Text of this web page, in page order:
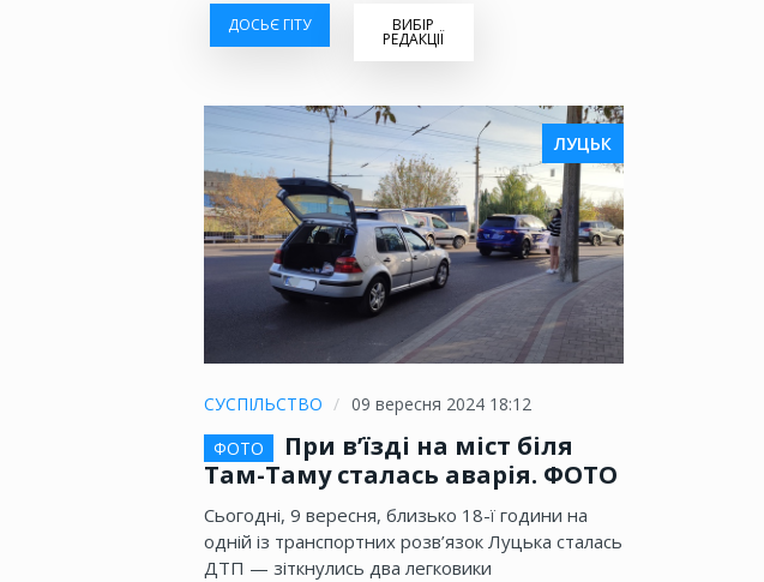
ДОСЬЄ ГІТУ ВИБІР
РЕДАКЦІЇ
ЛУЦЬК
СУСПІЛЬСТВО
09 вересня 2024 18:12
ФОТО
При в’їзді на міст біля
Там-Таму сталась аварія. ФОТО
Сьогодні, 9 вересня, близько 18-ї години на
одній із транспортних розв’язок Луцька сталась
ДТП — зіткнулись два легковики